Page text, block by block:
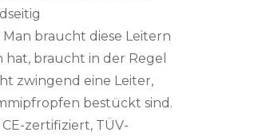
braucht diese Leitern
braucht in der Regel
zwingend eine Leiter,
bestückt sind.
zertifiziert, TÜV-